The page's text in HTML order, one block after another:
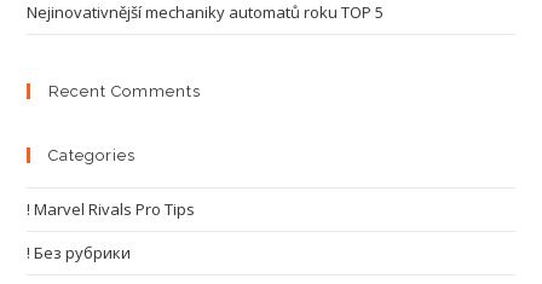
Nejinovativnější mechaniky automatů roku TOP 5
Recent Comments
Categories
! Marvel Rivals Pro Tips
! Без рубрики